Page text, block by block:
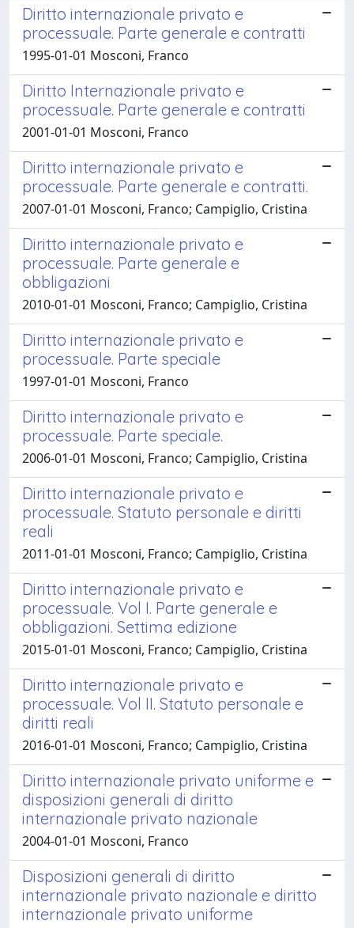
Diritto internazionale privato e
processuale. Parte generale e contratti
1995-01-01 Mosconi, Franco
Diritto Internazionale privato e
processuale. Parte generale e contratti
2001-01-01 Mosconi, Franco
Diritto internazionale privato e
processuale. Parte generale e contratti.
2007-01-01 Mosconi, Franco; Campiglio, Cristina
Diritto internazionale privato e
processuale. Parte generale e
obbligazioni
2010-01-01 Mosconi, Franco; Campiglio, Cristina
Diritto internazionale privato e
processuale. Parte speciale
1997-01-01 Mosconi, Franco
Diritto internazionale privato e
processuale. Parte speciale.
2006-01-01 Mosconi, Franco; Campiglio, Cristina
Diritto internazionale privato e
processuale. Statuto personale e diritti
reali
2011-01-01 Mosconi, Franco; Campiglio, Cristina
Diritto internazionale privato e
processuale. Vol I. Parte generale e
obbligazioni. Settima edizione
2015-01-01 Mosconi, Franco; Campiglio, Cristina
Diritto internazionale privato e
processuale. Vol II. Statuto personale e
diritti reali
2016-01-01 Mosconi, Franco; Campiglio, Cristina
Diritto internazionale privato uniforme e
disposizioni generali di diritto
internazionale privato nazionale
2004-01-01 Mosconi, Franco
Disposizioni generali di diritto
internazionale privato nazionale e diritto
internazionale privato uniforme